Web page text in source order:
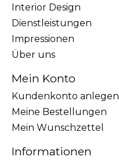
Interior Design
Dienstleistungen
Impressionen
Über uns
Mein Konto
Kundenkonto anlegen
Meine Bestellungen
Mein Wunschzettel
Informationen